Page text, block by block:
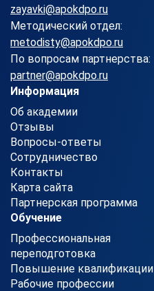
zayavki@apokdpo.ru
Методический отдел:
metodisty@apokdpo.ru
По вопросам партнерства:
partner@apokdpo.ru
Информация
Об академии
Отзывы
Вопросы-ответы
Сотрудничество
Контакты
Карта сайта
Партнерская программа
Обучение
Профессиональная
переподготовка
Повышение квалификации
Рабочие профессии